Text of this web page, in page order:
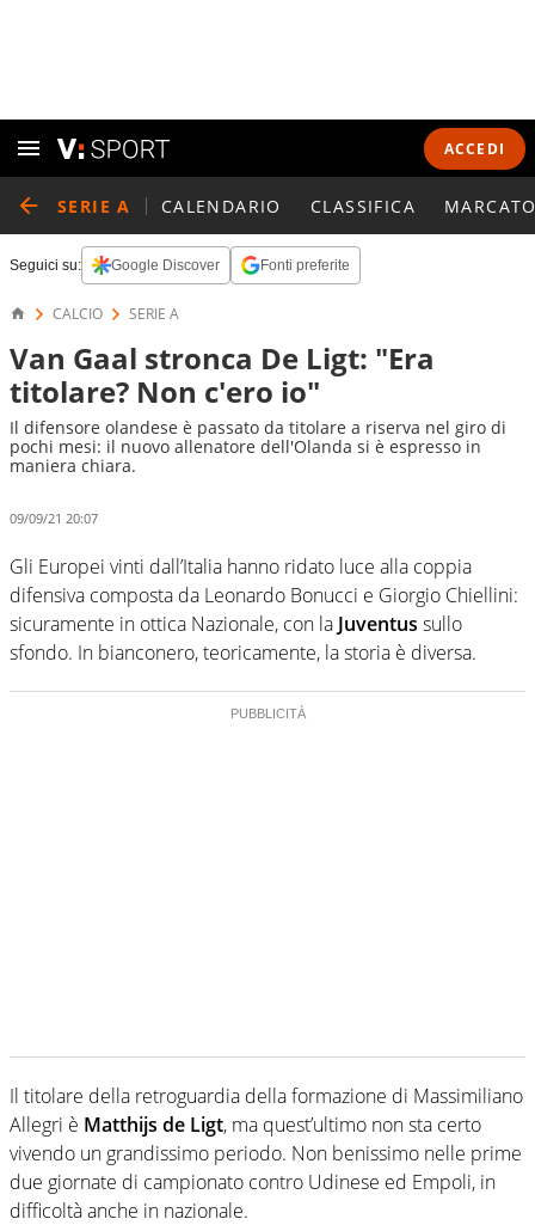
ACCEDI
SERIE A CALENDARIO CLASSIFICA
Seguici su: Google Discover Fonti preferite
CALCIO SERIE A
Van Gaal stronca De Ligt: "Era
titolare? Non c'ero io"
Il difensore olandese è passato da titolare a riserva nel giro di
pochi mesi: il nuovo allenatore dell'Olanda si è espresso in
maniera chiara.
09/09/21 20:07
Gli Europei vinti dall’Italia hanno ridato luce alla coppia
difensiva composta da Leonardo Bonucci e Giorgio Chiellini:
sicuramente in ottica Nazionale, con la Juventus sullo
sfondo. In bianconero, teoricamente, la storia è diversa.
Il titolare della retroguardia della formazione di Massimiliano
Allegri è Matthijs de Ligt, ma quest’ultimo non sta certo
vivendo un grandissimo periodo. Non benissimo nelle prime
due giornate di campionato contro Udinese ed Empoli, in
difficoltà anche in nazionale.